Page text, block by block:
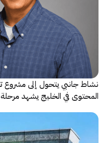
جانبي يتحول إلى مشروع
في الخليج يشهد مرحلة